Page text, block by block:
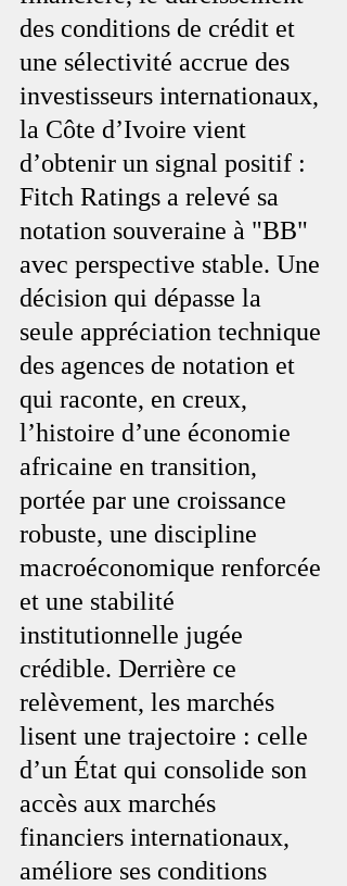
des conditions de crédit et
une sélectivité accrue des
investisseurs internationaux,
la Côte d’Ivoire vient
d’obtenir un signal positif :
Fitch Ratings a relevé sa
notation souveraine à "BB"
avec perspective stable. Une
décision qui dépasse la
seule appréciation technique
des agences de notation et
qui raconte, en creux,
l’histoire d’une économie
africaine en transition,
portée par une croissance
robuste, une discipline
macroéconomique renforcée
et une stabilité
institutionnelle jugée
crédible. Derrière ce
relèvement, les marchés
lisent une trajectoire : celle
d’un État qui consolide son
accès aux marchés
financiers internationaux,
améliore ses conditions